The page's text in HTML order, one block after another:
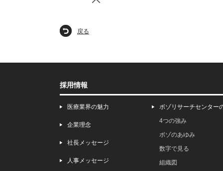
戻る
採用情報
医療業界の魅力
企業理念
社長メッセージ
人事メッセージ
ボゾリサーチセンター
4つの強み
ボゾのあゆみ
数字で見る
組織図